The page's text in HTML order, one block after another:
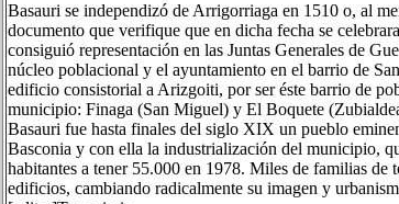
Basauri se independizó de Arrigorriaga en 1510 o, al
documento que verifique que en dicha fecha se
consiguió representación en las Juntas Generales de
núcleo poblacional y el ayuntamiento en el barrio de
edificio consistorial a Arizgoiti, por ser éste barrio de
municipio: Finaga (San Miguel) y El Boquete
Basauri fue hasta finales del siglo XIX un pueblo
Basconia y con ella la industrialización del municipio,
habitantes a tener 55.000 en 1978. Miles de familias de
edificios, cambiando radicalmente su imagen y